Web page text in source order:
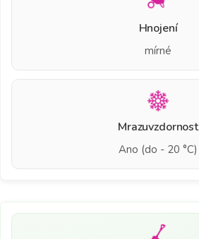
Hnojení
mírné
Mrazuvzdornost
Ano (do - 20 °C)